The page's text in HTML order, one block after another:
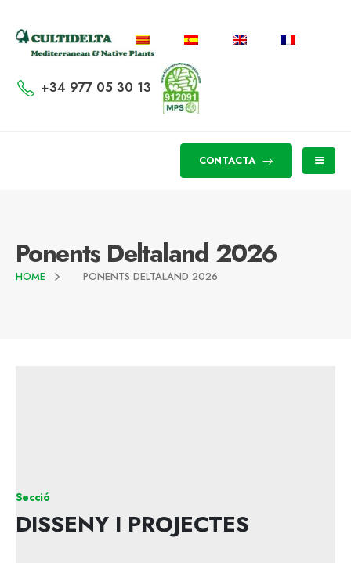
+34 977 05 30 13
CONTACTA
Ponents Deltaland 2026
HOME PONENTS DELTALAND 2026
Secció
DISSENY I PROJECTES